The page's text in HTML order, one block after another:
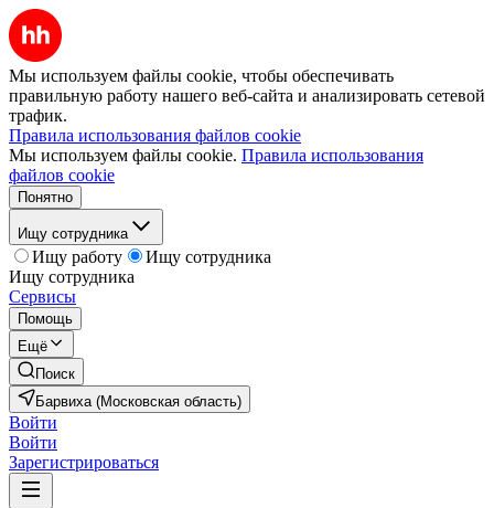
Мы используем файлы cookie, чтобы обеспечивать
правильную работу нашего веб-сайта и анализировать сетевой
трафик.
Правила использования файлов cookie
Мы используем файлы cookie. Правила использования
файлов cookie
Понятно
Ищу сотрудника
Ищу работу
Ищу сотрудника
Ищу сотрудника
Сервисы
Помощь
Ещё
Поиск
Барвиха (Московская область)
Войти
Войти
Зарегистрироваться